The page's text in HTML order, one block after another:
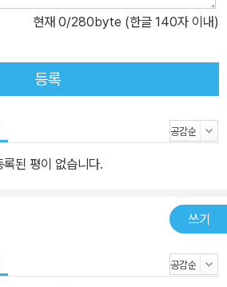
하 그림 세상은 어떻게 생겨났을까? 사람
세상에서 가장 오래된 질문에 답하는 우리
로 가득한 우리 고유의 신화를 구수하고
구도 그려 본 적 없는 우리 창조신의 모습
그려 냈습니다. 동원 책꾸러기 선정 도서 1
위험에 빠진 어린이들을 구하기 위해 김치
, 무, 고추, 젓갈, 파, 마늘, 양파, 소금 대원
여 주는 그림책. 북스타트 선정도서 | 한우
처녀와 어수룩한 호랑이 총각이 사랑에 빠
여우만큼 똑똑한 동물은 없을 거래요. 여
현재 0/280byte (한글 140자 이내)
등록
록된 평이 없습니다.
쓰기